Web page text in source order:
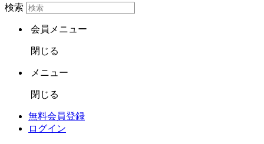
検索
会員メニュー
閉じる
メニュー
閉じる
無料会員登録
ログイン